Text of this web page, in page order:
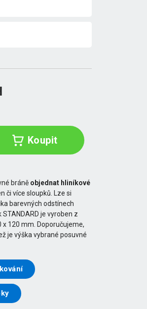
Koupit
bráně objednat hliníkové
či více sloupků. Lze si
barevných odstínech
STANDARD je vyroben z
120 mm. Doporučujeme,
je výška vybrané posuvné